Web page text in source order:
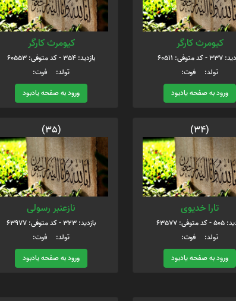
کیومرث کارگر
متوفی: 60511
تولد: فوت:
ورود به صفحه یادبود
کیومرث کارگر
بازدید: 354 - کد متوفی: 60553
تولد: فوت:
ورود به صفحه یادبود
(34)
تارا خدیوی
متوفی: 63577
تولد: فوت:
ورود به صفحه یادبود
(35)
نازعنبر رسولی
بازدید: 323 - کد متوفی: 63977
تولد: فوت:
ورود به صفحه یادبود